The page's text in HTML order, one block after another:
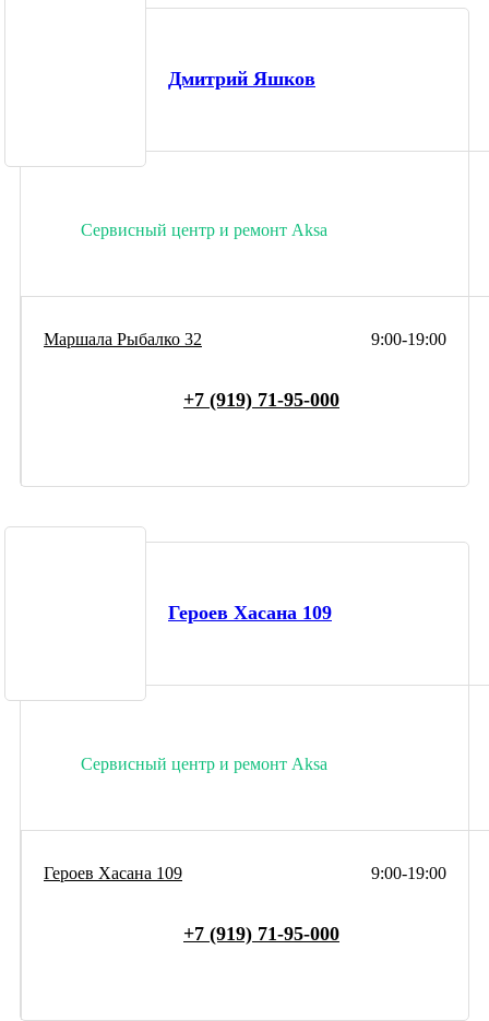
Дмитрий Яшков
Сервисный центр и ремонт Aksa
9:00-19:00
Маршала Рыбалко 32
+7 (919) 71-95-000
Героев Хасана 109
Сервисный центр и ремонт Aksa
9:00-19:00
Героев Хасана 109
+7 (919) 71-95-000